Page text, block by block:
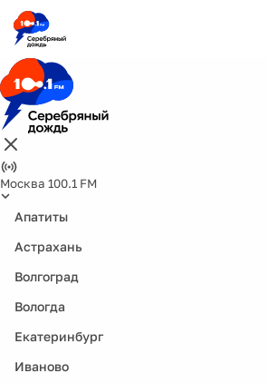
Москва 100.1 FM
Апатиты
Астрахань
Волгоград
Вологда
Екатеринбург
Иваново